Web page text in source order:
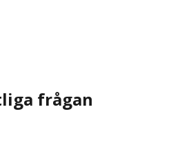
frågan